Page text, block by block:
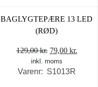
BAGLYGTEPÆRE 13 LED
(RØD)
129,00kr. Den
oprindelige
pris
79,00 kr.
inkl. moms
Varenr: S1013R